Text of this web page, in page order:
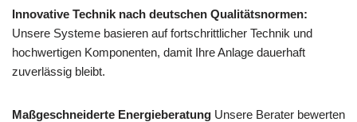
Innovative Technik nach deutschen Qualitätsnormen:
Unsere Systeme basieren auf fortschrittlicher Technik und
hochwertigen Komponenten, damit Ihre Anlage dauerhaft
zuverlässig bleibt.
Maßgeschneiderte Energieberatung Unsere Berater bewerten